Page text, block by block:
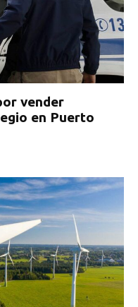
vender
en Puerto